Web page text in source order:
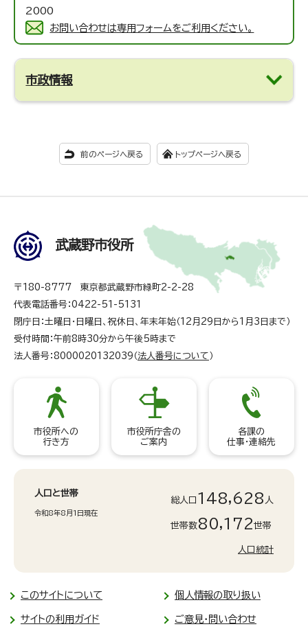
2000
お問い合わせは専用フォームをご利用ください。
市政情報
前のページへ戻る トップページへ戻る
武蔵野市役所
〒180-8777 東京都武蔵野市緑町2-2-28
代表電話番号：0422-51-5131
閉庁日：土曜日・日曜日、祝休日、年末年始（12月29日から1月3日まで）
受付時間：午前8時30分から午後5時まで
法人番号：8000020132039（ 法人番号について ）
市役所への
行き方
市役所庁舎の
ご案内
各課の
仕事・連絡先
人口と世帯
令和8年8月1日現在
総人口 148,628 人
世帯数80,172世帯
人口統計
このサイトについて 個人情報の取り扱い
サイトの利用ガイド ご意見・問い合わせ